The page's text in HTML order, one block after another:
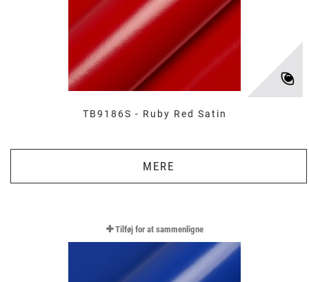
TB9186S - Ruby Red Satin
MERE
Tilføj for at sammenligne